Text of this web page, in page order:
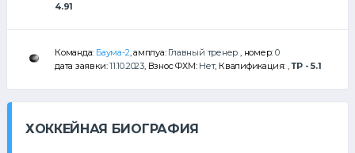
4.91
Команда: Баума-2, амплуа: Главный тренер , номер:0
дата заявки:11.10.2023, Взнос ФХМ: Нет, Квалификация: ,ТР - 5.1
ХОККЕЙНАЯ БИОГРАФИЯ